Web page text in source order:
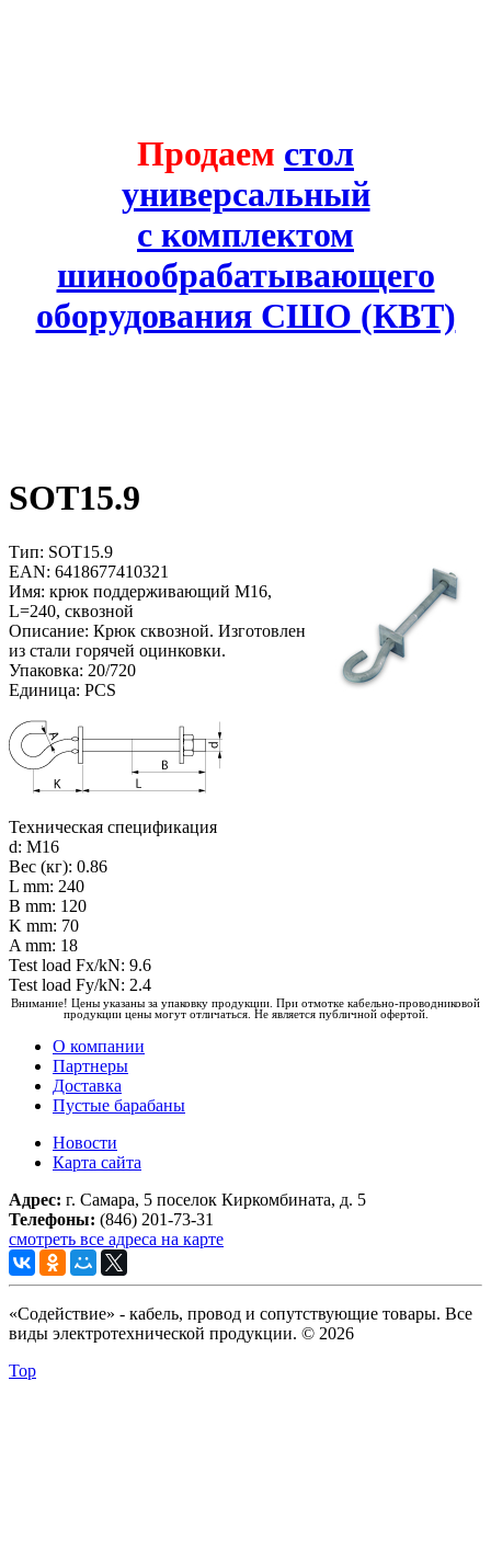
Продаем стол
универсальный
с комплектом
шинообрабатывающего
оборудования СШО (КВТ)
SOT15.9
Тип: SOT15.9
EAN: 6418677410321
Имя: крюк поддерживающий M16,
L=240, сквозной
Описание: Крюк сквозной. Изготовлен
из стали горячей оцинковки.
Упаковка: 20/720
Единица: PCS
Техническая спецификация
d: M16
Вес (кг): 0.86
L mm: 240
B mm: 120
K mm: 70
A mm: 18
Test load Fx/kN: 9.6
Test load Fy/kN: 2.4
Внимание! Цены указаны за упаковку продукции. При отмотке кабельно-проводниковой
продукции цены могут отличаться. Не является публичной офертой.
О компании
Партнеры
Доставка
Пустые барабаны
Новости
Карта сайта
Адрес: г. Самара, 5 поселок Киркомбината, д. 5
Телефоны: (846) 201-73-31
смотреть все адреса на карте
«Содействие» - кабель, провод и сопутствующие товары. Все
виды электротехнической продукции. © 2026
Top